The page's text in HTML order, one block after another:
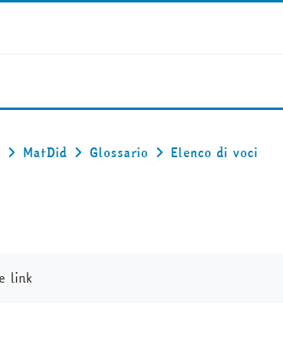
MatDid Glossario Elenco di voci
link